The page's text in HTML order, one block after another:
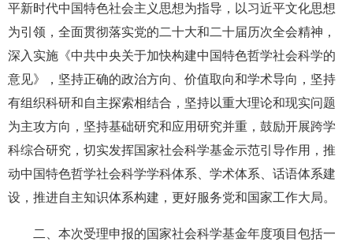
平新时代中国特色社会主义思想为指导，以习近平文化思想
为引领，全面贯彻落实党的二十大和二十届历次全会精神，
深入实施《中共中央关于加快构建中国特色哲学社会科学的
意见》，坚持正确的政治方向、价值取向和学术导向，坚持
有组织科研和自主探索相结合，坚持以重大理论和现实问题
为主攻方向，坚持基础研究和应用研究并重，鼓励开展跨学
科综合研究，切实发挥国家社会科学基金示范引导作用，推
动中国特色哲学社会科学学科体系、学术体系、话语体系建
设，推进自主知识体系构建，更好服务党和国家工作大局。
二、本次受理申报的国家社会科学基金年度项目包括一